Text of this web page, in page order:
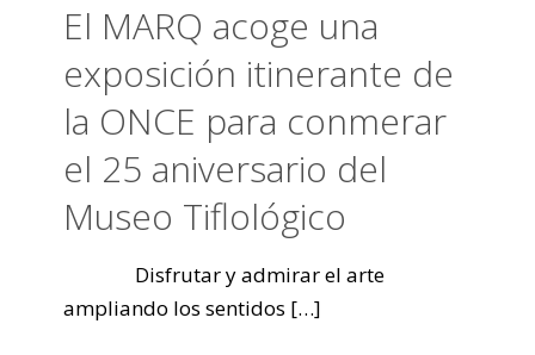
El MARQ acoge una
exposición itinerante de
la ONCE para conmerar
el 25 aniversario del
Museo Tiflológico
Disfrutar y admirar el arte
ampliando los sentidos […]